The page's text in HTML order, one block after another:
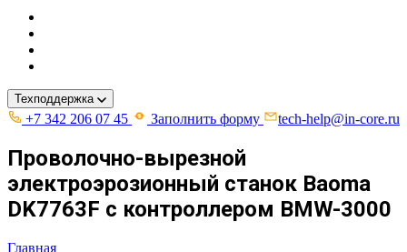
Техподдержка
+7 342 206 07 45 Заполнить форму tech-help@in-core.ru
Проволочно-вырезной
электроэрозионный станок Baoma
DK7763F с контроллером BMW-3000
Главная